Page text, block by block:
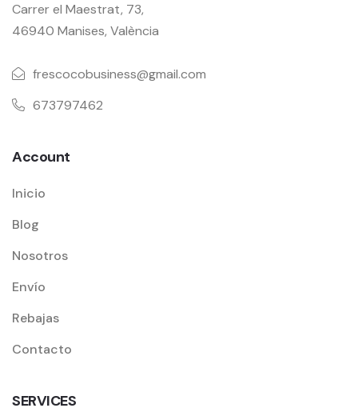
Carrer el Maestrat, 73,
46940 Manises, València
frescocobusiness@gmail.com
673797462
Account
Inicio
Blog
Nosotros
Envío
Rebajas
Contacto
SERVICES